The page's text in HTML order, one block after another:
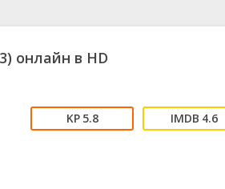
😱 Ужасы
нуар
🧝‍♂️ Фэнтези
онлайн в HD
5.8 4.6